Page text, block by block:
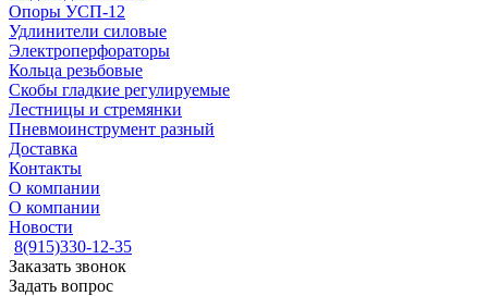
Опоры УСП-12
Удлинители силовые
Электроперфораторы
Кольца резьбовые
Скобы гладкие регулируемые
Лестницы и стремянки
Пневмоинструмент разный
Доставка
Контакты
О компании
О компании
Новости
8(915)330-12-35
Заказать звонок
Задать вопрос